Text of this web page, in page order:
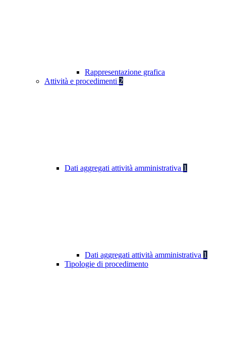
Rappresentazione grafica
Attività e procedimenti 2
Dati aggregati attività amministrativa 1
Dati aggregati attività amministrativa 1
Tipologie di procedimento